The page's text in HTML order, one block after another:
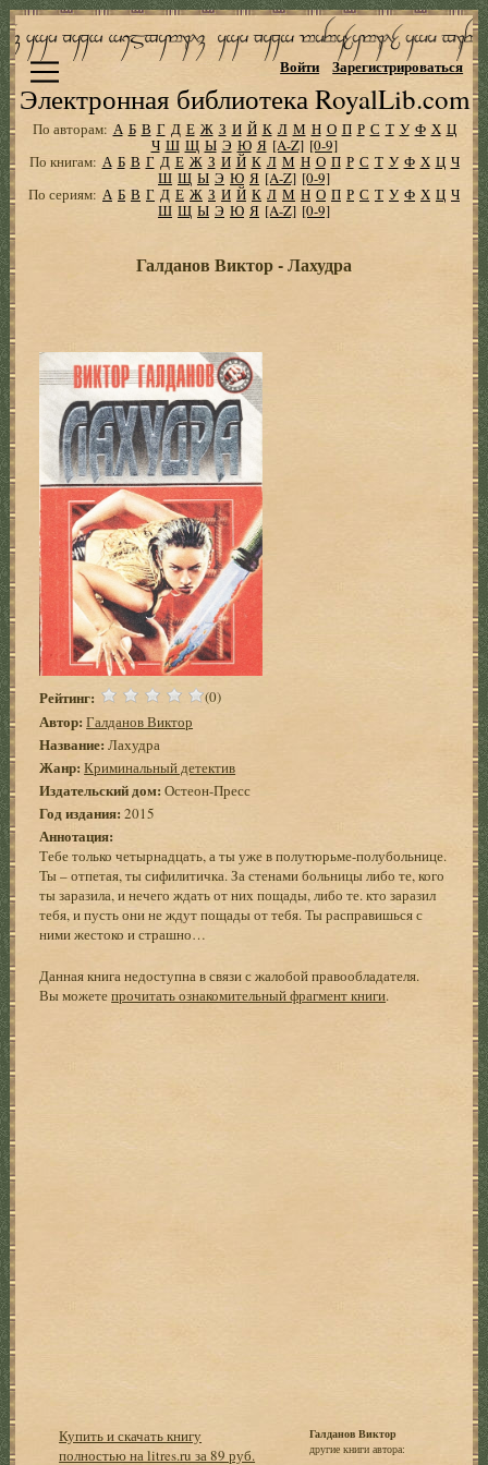
Электронная библиотека RoyalLib.com
Войти Зарегистрироваться
По авторам: А Б В Г Д Е Ж З И Й К Л М Н О П Р С Т У Ф Х Ц
Ч Ш Щ Ы Э Ю Я [A-Z] [0-9]
По книгам: А Б В Г Д Е Ж З И Й К Л М Н О П Р С Т У Ф Х Ц Ч
Ш Щ Ы Э Ю Я [A-Z] [0-9]
По сериям: А Б В Г Д Е Ж З И Й К Л М Н О П Р С Т У Ф Х Ц Ч
Ш Щ Ы Э Ю Я [A-Z] [0-9]
Галданов Виктор - Лахудра
Рейтинг: (0)
Автор: Галданов Виктор
Название: Лахудра
Жанр: Криминальный детектив
Издательский дом: Остеон-Пресс
Год издания: 2015
Аннотация:
Тебе только четырнадцать, а ты уже в полутюрьме-полубольнице.
Ты – отпетая, ты сифилитичка. За стенами больницы либо те, кого
ты заразила, и нечего ждать от них пощады, либо те. кто заразил
тебя, и пусть они не ждут пощады от тебя. Ты расправишься с
ними жестоко и страшно…
Данная книга недоступна в связи с жалобой правообладателя.
Вы можетепрочитать ознакомительный фрагмент книги.
Купить и скачать книгу
полностью на litres.ru за 89 руб.
Галданов Виктор
другие книги автора: